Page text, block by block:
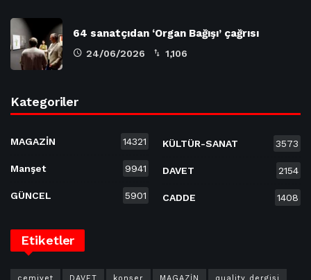
64 sanatçıdan ‘Organ Bağışı’ çağrısı
24/06/2026 1,106
Kategoriler
MAGAZİN 14321
Manşet 9941
GÜNCEL 5901
KÜLTÜR-SANAT 3573
DAVET 2154
CADDE 1408
Etiketler